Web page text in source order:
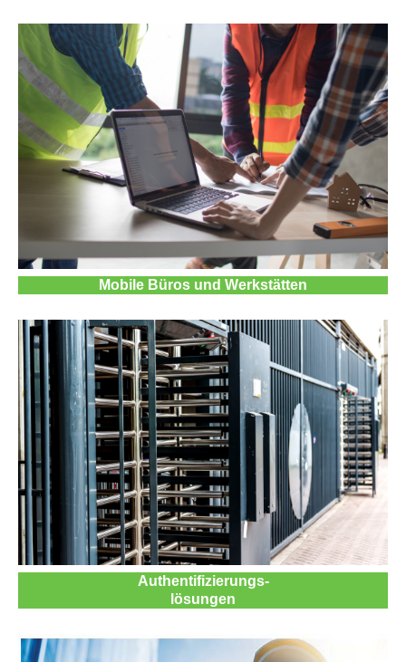
Mobile Büros und Werkstätten
Authentifizierungs-
lösungen